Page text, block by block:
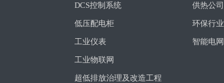
DCS控制系统
低压配电柜
工业仪表
工业物联网
超低排放治理及改造工程
供热公司
环保行业
智能电网